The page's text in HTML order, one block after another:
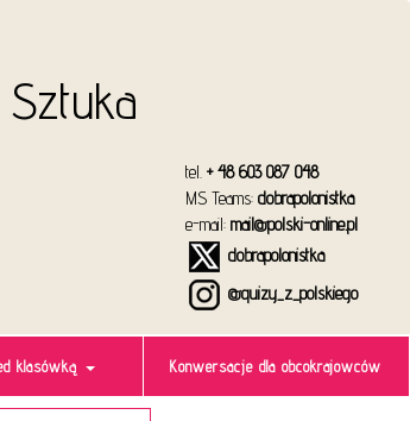
tel. + 48 603 087 048
MS Teams: dobrapolonistka
e-mail: mail@polski-online.pl
dobrapolonistka
@quizy_z_polskiego
klasówką Konwersacje dla obcokrajowców